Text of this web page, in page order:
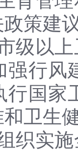
策建
级以
强行风
行国家
卫生
织实